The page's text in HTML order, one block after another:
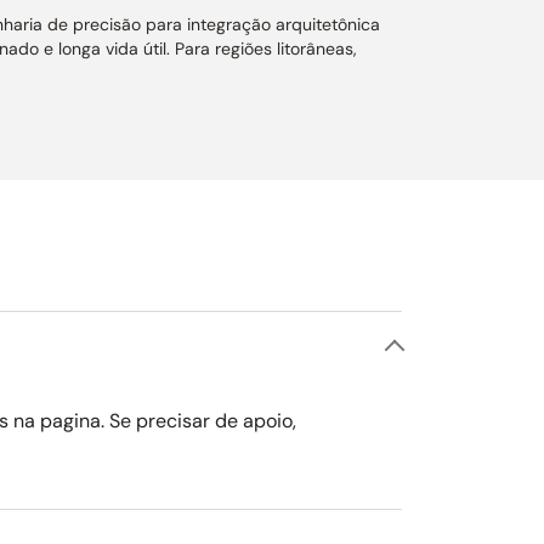
de precisão para integração arquitetônica
e longa vida útil. Para regiões litorâneas,
proporcionando redução de até 70% na
pagina. Se precisar de apoio,